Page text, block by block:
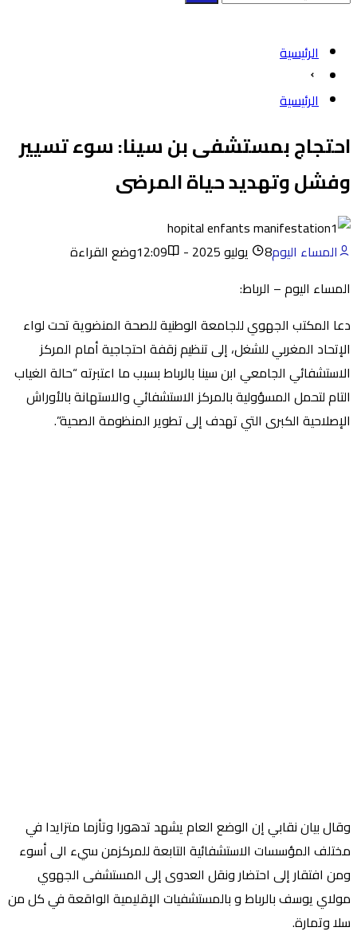
الرئيسية
الرئيسية
احتجاج بمستشفى بن سينا: سوء تسيير
وفشل وتهديد حياة المرضى
المساء اليوم8 يوليو 2025 - 12:09
وضع القراءة
المساء اليوم – الرباط:
دعا المكتب الجهوي للجامعة الوطنية للصحة المنضوية تحت لواء
الإتحاد المغربي للشغل، إلى تنظيم زقفة احتجاجية أمام المركز
الاستشفائي الجامعي ابن سينا بالرباط بسبب ما اعتبرته “حالة الغياب
التام لتحمل المسؤولية بالمركز الاستشفائي والاستهانة بالأوراش
الإصلاحية الكبرى التي تهدف إلى تطوير المنظومة الصحية”.
وقال بيان نقابي إن الوضع العام يشهد تدهورا وتأزما متزايدا في
مختلف المؤسسات الاستشفائية التابعة للمركزمن سيء الى أسوء
ومن افتقار إلى احتضار ونقل العدوى إلى المستشفى الجهوي
مولاي يوسف بالرباط و بالمستشفيات الإقليمية الواقعة في كل من
سلا وتمارة.